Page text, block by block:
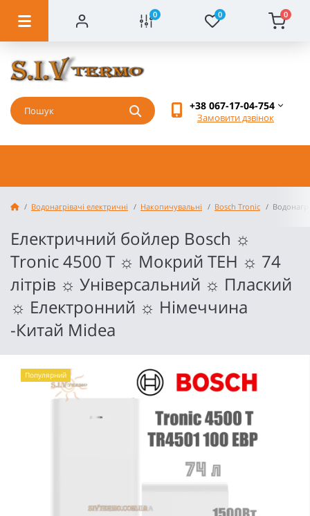
0 0 0
+38 067-17-04-754
Замовити дзвінок
Водонагрівачі електричні Накопичувальні Bosch Tronic
Електричний бойлер Bosch ☼
Tronic 4500 T ☼ Мокрий ТЕН ☼ 74
літрів ☼ Універсальний ☼ Плаский
☼ Електронний ☼ Німеччина
-Китай Midea
Популярний